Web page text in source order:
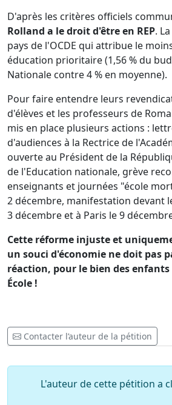
D'après les critères officiels
Rolland a le droit d'être en REP.
pays de l'OCDE qui attribue le
éducation prioritaire (1,56 % du
Nationale contre 4 % en moyenne).
Pour faire entendre leurs
d'élèves et les professeurs de
mis en place plusieurs actions :
d'audiences à la Rectrice de
ouverte au Président de la
de l'Education nationale, grève
enseignants et journées "école
2 décembre, manifestation devant
3 décembre et à Paris le 9
Cette réforme injuste et
un souci d'économie ne doit pas
réaction, pour le bien des
École !
Contacter l’auteur de la pétition
L'auteur de cette pétition a